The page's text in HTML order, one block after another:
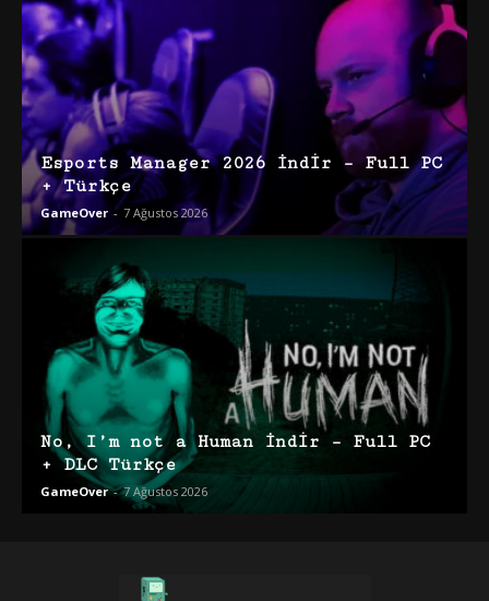
Esports Manager 2026 İndir – Full PC
+ Türkçe
GameOver - 7 Ağustos 2026
No, I’m not a Human İndir – Full PC
+ DLC Türkçe
GameOver - 7 Ağustos 2026